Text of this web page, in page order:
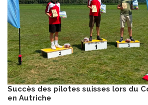
Succès des pilotes suisses lors du
en Autriche